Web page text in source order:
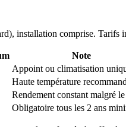
), installation comprise. Tarifs
Note
Appoint ou climatisation
Haute température
Rendement constant malgré
Obligatoire tous les 2 ans